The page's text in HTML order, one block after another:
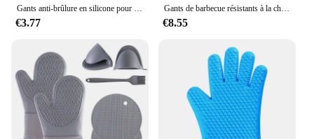
€3.77
Gants de barbecue résistants à la chaleur, mitaines de four à micro-ondes, résistants au feu, coordonnants, cuisine 02/10/2018, haute température, 500, 800
€8.55